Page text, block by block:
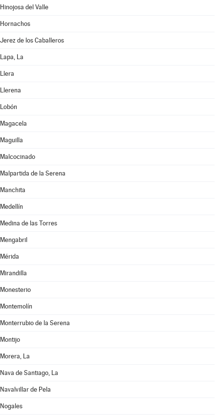
Hinojosa del Valle
Hornachos
Jerez de los Caballeros
Lapa, La
Llera
Llerena
Lobón
Magacela
Maguilla
Malcocinado
Malpartida de la Serena
Manchita
Medellín
Medina de las Torres
Mengabril
Mérida
Mirandilla
Monesterio
Montemolín
Monterrubio de la Serena
Montijo
Morera, La
Nava de Santiago, La
Navalvillar de Pela
Nogales